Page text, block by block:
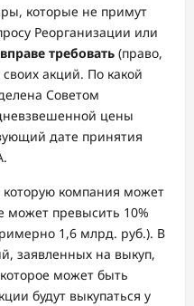
которые не примут
Реорганизации или
вправе требовать (право,
акций. По какой
Советом
цены
дате принятия
компания может
может превысить 10%
1,6 млрд. руб.). В
заявленных на выкуп,
может быть
будут выкупаться у